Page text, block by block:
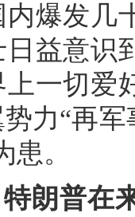
爆发几
益意识
一切爱
力“再
。
朗普在